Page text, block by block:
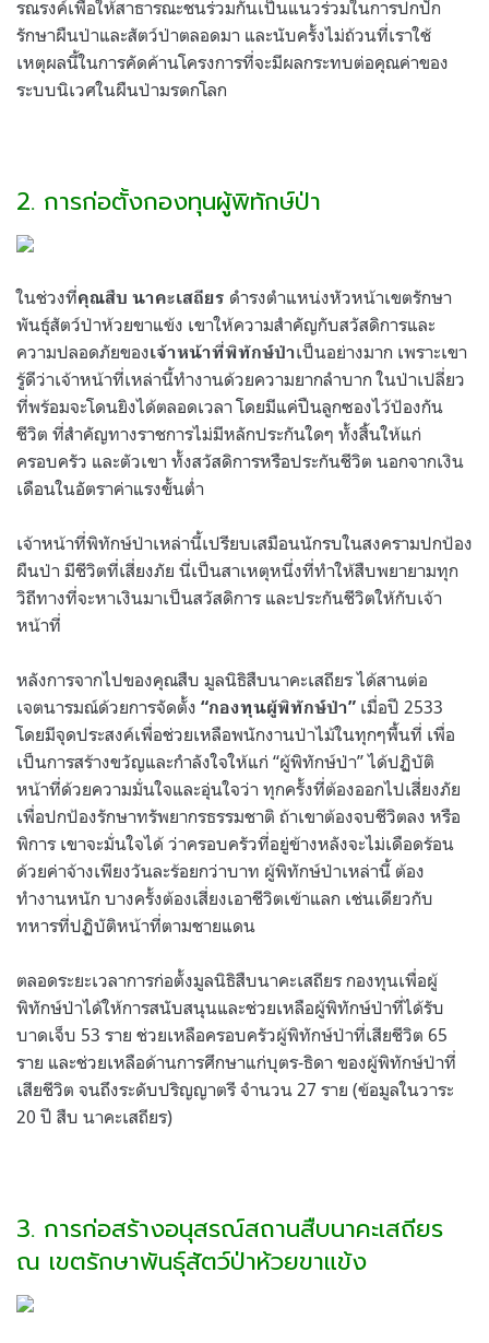
รณรงค์เพื่อให้สาธารณะชนร่วมกันเป็นแนวร่วมในการปกปัก
รักษาผืนป่าและสัตว์ป่าตลอดมา และนับครั้งไม่ถ้วนที่เราใช้
เหตุผลนี้ในการคัดค้านโครงการที่จะมีผลกระทบต่อคุณค่าของ
ระบบนิเวศในผืนป่ามรดกโลก
2. การก่อตั้งกองทุนผู้พิทักษ์ป่า
ในช่วงที่คุณสืบ นาคะเสถียร ดำรงตำแหน่งหัวหน้าเขตรักษา
พันธุ์สัตว์ป่าห้วยขาแข้ง เขาให้ความสำคัญกับสวัสดิการและ
ความปลอดภัยของเจ้าหน้าที่พิทักษ์ป่าเป็นอย่างมาก เพราะเขา
รู้ดีว่าเจ้าหน้าที่เหล่านี้ทำงานด้วยความยากลำบาก ในป่าเปลี่ยว
ที่พร้อมจะโดนยิงได้ตลอดเวลา โดยมีแค่ปืนลูกซองไว้ป้องกัน
ชีวิต ที่สำคัญทางราชการไม่มีหลักประกันใดๆ ทั้งสิ้นให้แก่
ครอบครัว และตัวเขา ทั้งสวัสดิการหรือประกันชีวิต นอกจากเงิน
เดือนในอัตราค่าแรงขั้นต่ำ
เจ้าหน้าที่พิทักษ์ป่าเหล่านี้เปรียบเสมือนนักรบในสงครามปกป้อง
ผืนป่า มีชีวิตที่เสี่ยงภัย นี่เป็นสาเหตุหนึ่งที่ทำให้สืบพยายามทุก
วิถีทางที่จะหาเงินมาเป็นสวัสดิการ และประกันชีวิตให้กับเจ้า
หน้าที่
หลังการจากไปของคุณสืบ มูลนิธิสืบนาคะเสถียร ได้สานต่อ
เจตนารมณ์ด้วยการจัดตั้ง “กองทุนผู้พิทักษ์ป่า” เมื่อปี 2533
โดยมีจุดประสงค์เพื่อช่วยเหลือพนักงานป่าไม้ในทุกๆพื้นที่ เพื่อ
เป็นการสร้างขวัญและกำลังใจให้แก่ “ผู้พิทักษ์ป่า” ได้ปฏิบัติ
หน้าที่ด้วยความมั่นใจและอุ่นใจว่า ทุกครั้งที่ต้องออกไปเสี่ยงภัย
เพื่อปกป้องรักษาทรัพยากรธรรมชาติ ถ้าเขาต้องจบชีวิตลง หรือ
พิการ เขาจะมั่นใจได้ ว่าครอบครัวที่อยู่ข้างหลังจะไม่เดือดร้อน
ด้วยค่าจ้างเพียงวันละร้อยกว่าบาท ผู้พิทักษ์ป่าเหล่านี้ ต้อง
ทำงานหนัก บางครั้งต้องเสี่ยงเอาชีวิตเข้าแลก เช่นเดียวกับ
ทหารที่ปฏิบัติหน้าที่ตามชายแดน
ตลอดระยะเวลาการก่อตั้งมูลนิธิสืบนาคะเสถียร กองทุนเพื่อผู้
พิทักษ์ป่าได้ให้การสนับสนุนและช่วยเหลือผู้พิทักษ์ป่าที่ได้รับ
บาดเจ็บ 53 ราย ช่วยเหลือครอบครัวผู้พิทักษ์ป่าที่เสียชีวิต 65
ราย และช่วยเหลือด้านการศึกษาแก่บุตร-ธิดา ของผู้พิทักษ์ป่าที่
เสียชีวิต จนถึงระดับปริญญาตรี จำนวน 27 ราย (ข้อมูลในวาระ
20 ปี สืบ นาคะเสถียร)
3. การก่อสร้างอนุสรณ์สถานสืบนาคะเสถียร
ณ เขตรักษาพันธุ์สัตว์ป่าห้วยขาแข้ง